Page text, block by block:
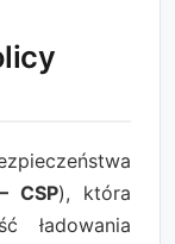
CSP), która
ładowania